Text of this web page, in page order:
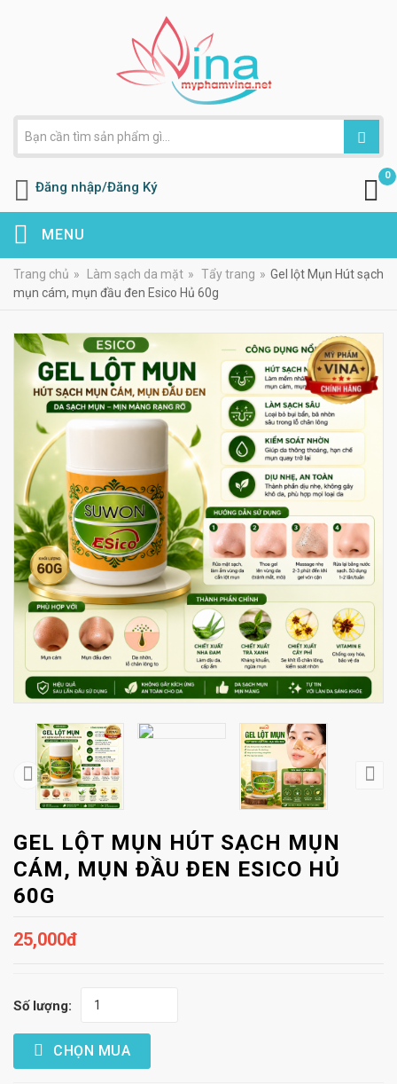
Đăng nhập/Đăng Ký
0
MENU
Trang chủ » Làm sạch da mặt » Tẩy trang » Gel lột Mụn Hút sạch
mụn cám, mụn đầu đen Esico Hủ 60g
GEL LỘT MỤN HÚT SẠCH MỤN
CÁM, MỤN ĐẦU ĐEN ESICO HỦ
60G
25,000đ
Số lượng:
CHỌN MUA